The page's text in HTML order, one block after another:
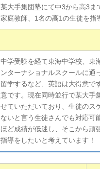
某大手集団塾にて中3から高3ま
家庭教師、1名の高1の生徒を指
中学受験を経て東海中学校、東
ンターナショナルスクールに通
留学するなど、英語は大得意で
意です。現在同時並行で某大手
せていただいており、生徒のス
ないと言う生徒さんでも対応可
ほど成績が低迷し、そこから頑
指導をしたいと考えています！